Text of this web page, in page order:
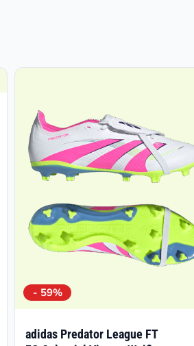
- 59%
adidas Predator League FT